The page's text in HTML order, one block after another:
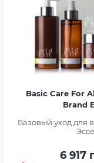
Basic Care For
Brand
Базовый уход для
Эссе
6 917